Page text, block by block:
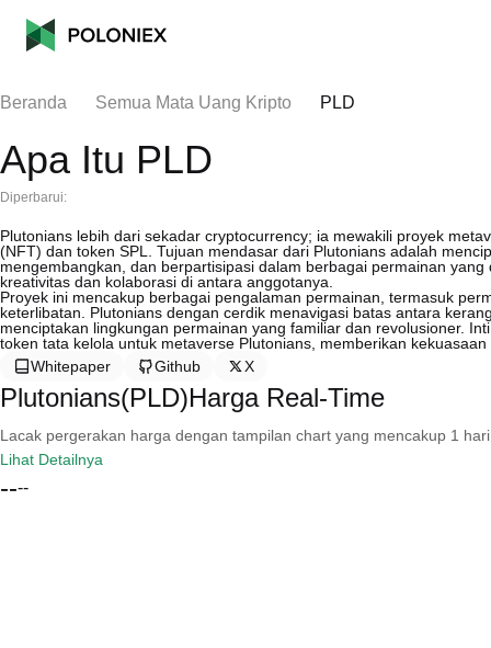
Beranda Semua Mata Uang Kripto PLD
Apa Itu PLD
Diperbarui:
Plutonians lebih dari sekadar cryptocurrency; ia mewakili proyek
(NFT) dan token SPL. Tujuan mendasar dari Plutonians adalah
mengembangkan, dan berpartisipasi dalam berbagai permainan
kreativitas dan kolaborasi di antara anggotanya.
Proyek ini mencakup berbagai pengalaman permainan, termasuk
keterlibatan. Plutonians dengan cerdik menavigasi batas antara
menciptakan lingkungan permainan yang familiar dan revolusioner.
token tata kelola untuk metaverse Plutonians, memberikan
Whitepaper
Github X
Plutonians(PLD)Harga Real-Time
Lacak pergerakan harga dengan tampilan chart yang mencakup 1
Lihat Detailnya
----